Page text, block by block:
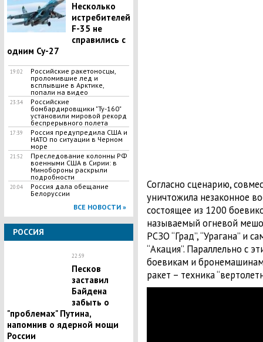
Несколько
истребителей
F-35 не
справились с
одним Су-27
19:02
Российские ракетоносцы,
проломившие лед и
всплывшие в Арктике,
попали на видео
23:34
Российские
бомбардировщики "Ту-160"
установили мировой рекорд
беспрерывного полета
17:39
Россия предупредила США и
НАТО по ситуации в Черном
море
21:52
Преследование колонны РФ
военными США в Сирии: в
Минобороны раскрыли
подробности
20:04
Россия дала обещание
Белоруссии
ВСЕ НОВОСТИ »
РОССИЯ
22:59
Песков
заставил
Байдена
забыть о
"проблемах" Путина,
напомнив о ядерной мощи
России
Согласно сценарию,
уничтожила незаконное
состоящее из 1200
называемый огневой
РСЗО “Град”, “Урагана” и
“Акация”. Параллельно с
боевикам и
ракет – техника